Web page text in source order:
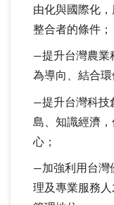
由化與國際化
整合者的條件；
—提升台灣農業
為導向、結合環
—提升台灣科技
島、知識經濟
心；
—加強利用台灣
理及專業服務